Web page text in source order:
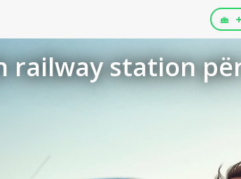
railway station